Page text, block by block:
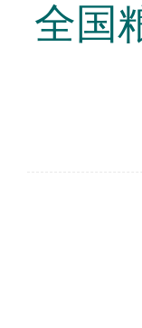
全国